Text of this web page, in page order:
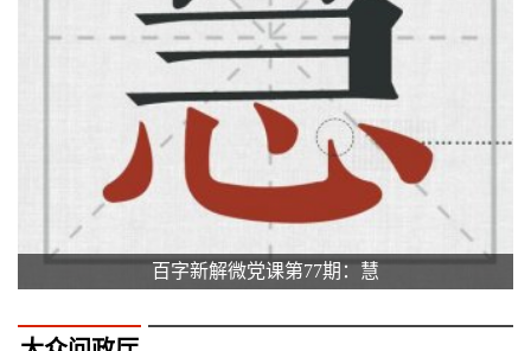
百字新解微党课第77期：慧